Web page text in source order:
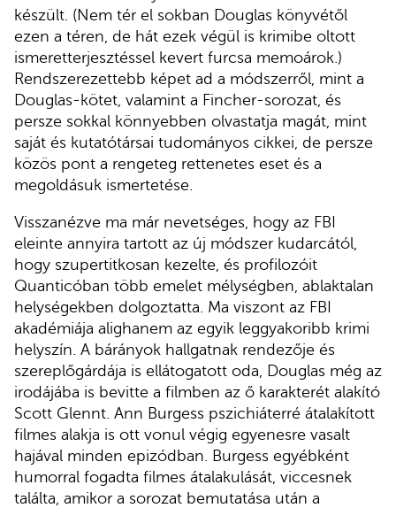
készült. (Nem tér el sokban Douglas könyvétől
ezen a téren, de hát ezek végül is krimibe oltott
ismeretterjesztéssel kevert furcsa memoárok.)
Rendszerezettebb képet ad a módszerről, mint a
Douglas-kötet, valamint a Fincher-sorozat, és
persze sokkal könnyebben olvastatja magát, mint
saját és kutatótársai tudományos cikkei, de persze
közös pont a rengeteg rettenetes eset és a
megoldásuk ismertetése.
Visszanézve ma már nevetséges, hogy az FBI
eleinte annyira tartott az új módszer kudarcától,
hogy szupertitkosan kezelte, és profilozóit
Quanticóban több emelet mélységben, ablaktalan
helységekben dolgoztatta. Ma viszont az FBI
akadémiája alighanem az egyik leggyakoribb krimi
helyszín. A bárányok hallgatnak rendezője és
szereplőgárdája is ellátogatott oda, Douglas még az
irodájába is bevitte a filmben az ő karakterét alakító
Scott Glennt. Ann Burgess pszichiáterré átalakított
filmes alakja is ott vonul végig egyenesre vasalt
hajával minden epizódban. Burgess egyébként
humorral fogadta filmes átalakulását, viccesnek
találta, amikor a sorozat bemutatása után a